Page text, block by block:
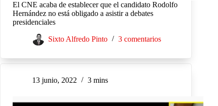
El CNE acaba de establecer que el candidato Rodolfo
Hernández no está obligado a asistir a debates
presidenciales
Sixto Alfredo Pinto 3 comentarios
13 junio, 2022 3 mins